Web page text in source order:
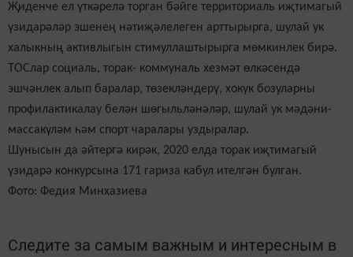
Җиденче ел үткәрелә торган бәйге территориаль иҗтимагый
үзидарәләр эшенең нәтиҗәлелеген арттырырга, шулай ук
халыкның активлыгын стимуллаштырырга мөмкинлек бирә.
ТОСлар социаль, торак- коммуналь хезмәт өлкәсендә
эшчәнлек алып баралар, төзекләндерү, хокук бозуларны
профилактикалау белән шөгыльләнәләр, шулай ук мәдәни-
массакүләм һәм спорт чаралары уздыралар.
Шунысын да әйтергә кирәк, 2020 елда торак иҗтимагый
үзидарә конкурсына 171 гариза кабул ителгән булган.
Фото: Федия Минхазиева
Следите за самым важным и интересным в